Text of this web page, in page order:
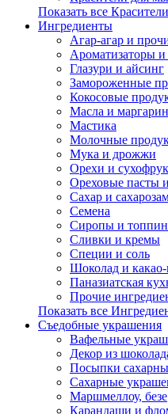
Показать все Красители
Ингредиенты
Агар-агар и
Ароматизаторы и
Глазури и айсинг
Замороженные
Кокосовые
Масла и
Мастика
Молочные
Мука и дрожжи
Орехи и
Ореховые пасты
Сахар и
Семена
Сиропы и
Сливки и кремы
Специи и соль
Шоколад и
Паназиатская
Прочие
Показать все
Съедобные украшения
Вафельные
Декор из
Посыпки
Сахарные
Маршмеллоу, безе
Карандаши и